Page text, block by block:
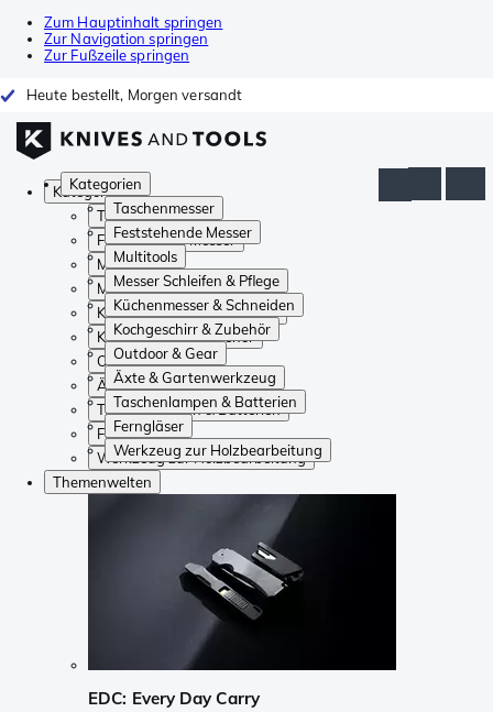
Zum Hauptinhalt springen
Zur Navigation springen
Zur Fußzeile springen
Heute bestellt, Morgen versandt
Kategorien
Taschenmesser
Feststehende Messer
Multitools
Messer Schleifen & Pflege
Küchenmesser & Schneiden
Kochgeschirr & Zubehör
Outdoor & Gear
Äxte & Gartenwerkzeug
Taschenlampen & Batterien
Ferngläser
Werkzeug zur Holzbearbeitung
Kategorien
Taschenmesser
Feststehende Messer
Multitools
Messer Schleifen & Pflege
Küchenmesser & Schneiden
Kochgeschirr & Zubehör
Outdoor & Gear
Äxte & Gartenwerkzeug
Taschenlampen & Batterien
Ferngläser
Werkzeug zur Holzbearbeitung
Themenwelten
EDC: Every Day Carry